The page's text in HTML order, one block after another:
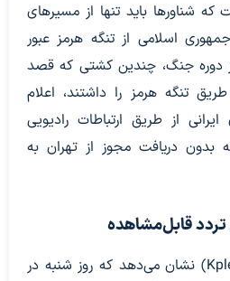
که شناورها باید تنها از مسیرهای
اسلامی از تنگه هرمز عبور
دوره جنگ، چندین کشتی که قصد
تنگه هرمز را داشتند، اعلام
از طریق ارتباطات رادیویی
بدون دریافت مجوز از تهران به
قابل‌مشاهده
داده‌های شرکت «کپلر» (Kpler) نشان می‌دهد که روز شنبه در